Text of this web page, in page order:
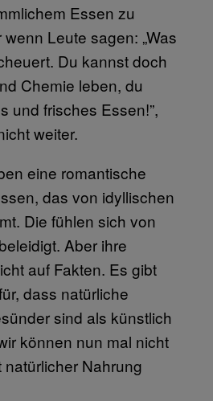
Essen zu
Leute sagen: „Was
Du kannst doch
Chemie leben, du
und frisches Essen!”,
weiter.
eine romantische
das von idyllischen
Die fühlen sich von
Aber ihre
auf Fakten. Es gibt
dass natürliche
sind als künstlich
können nun mal nicht
Nahrung